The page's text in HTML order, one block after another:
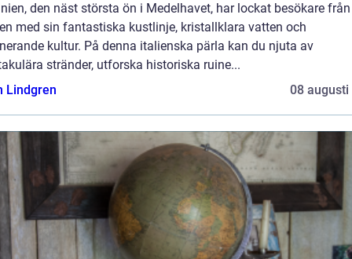
den näst största ön i Medelhavet, har lockat besökare
med sin fantastiska kustlinje, kristallklara vatten och
kultur. På denna italienska pärla kan du njuta av
stränder, utforska historiska ruine...
Lindgren
08 augusti